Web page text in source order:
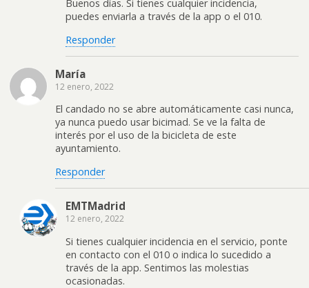
Buenos días. Si tienes cualquier incidencia,
puedes enviarla a través de la app o el 010.
Responder
María
12 enero, 2022
El candado no se abre automáticamente casi nunca,
ya nunca puedo usar bicimad. Se ve la falta de
interés por el uso de la bicicleta de este
ayuntamiento.
Responder
EMTMadrid
12 enero, 2022
Si tienes cualquier incidencia en el servicio, ponte
en contacto con el 010 o indica lo sucedido a
través de la app. Sentimos las molestias
ocasionadas.